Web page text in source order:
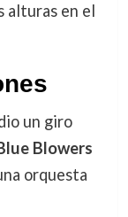
alturas en el
un giro
Blowers
orquesta